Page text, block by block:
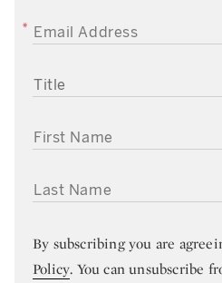
EMAIL ADDRESS
TITLE
FIRST NAME
LAST NAME
By subscribing you are
Policy. You can unsubscribe